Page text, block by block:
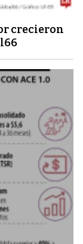
crecieron